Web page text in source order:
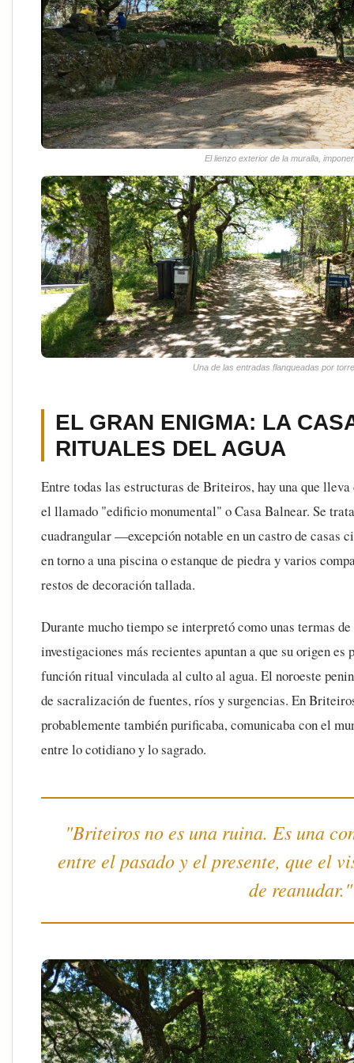
El lienzo exterior de la muralla,
Una de las entradas flanqueadas por
EL GRAN ENIGMA: LA
RITUALES DEL AGUA
Entre todas las estructuras de Briteiros, hay una que
el llamado "edificio monumental" o Casa Balnear. Se
cuadrangular —excepción notable en un castro de
en torno a una piscina o estanque de piedra y varios
restos de decoración tallada.
Durante mucho tiempo se interpretó como unas termas
investigaciones más recientes apuntan a que su origen es
función ritual vinculada al culto al agua. El noroeste
de sacralización de fuentes, ríos y surgencias. En
probablemente también purificaba, comunicaba con el
entre lo cotidiano y lo sagrado.
"Briteiros no es una ruina. Es una
entre el pasado y el presente, que el
de reanudar."